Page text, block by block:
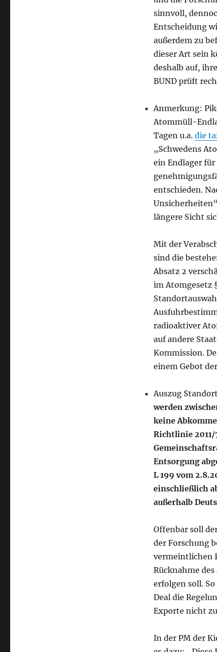
sinnvoll,
Entscheidung
außerdem zu
dieser Art sein
deshalb auf,
BUND prüft
Anmerkung:
Atommüll-
Tagen u.a. die
„Schwedens
ein Endlager
entschieden.
längere Sicht
Mit der
sind die
Absatz 2
im Atomgesetz
radioaktiver
auf andere
Kommission.
einem Gebot
Auszug
werden
keine
Richtlinie 2011/
Entsorgung
L 199 vom
einschließlich
außerhalb
Offenbar soll
der Forschung
vermeintlichen
Rücknahme
erfolgen soll.
Deal die
Exporte nicht
In der PM der